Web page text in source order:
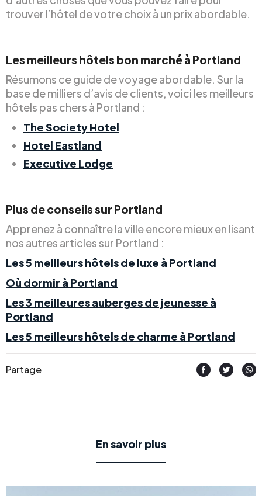
trouver l’hôtel de votre choix à un prix abordable.
Les meilleurs hôtels bon marché à Portland
Résumons ce guide de voyage abordable. Sur la
base de milliers d’avis de clients, voici les meilleurs
hôtels pas chers à Portland :
The Society Hotel
Hotel Eastland
Executive Lodge
Plus de conseils sur Portland
Apprenez à connaître la ville encore mieux en lisant
nos autres articles sur Portland :
Les 5 meilleurs hôtels de luxe à Portland
Où dormir à Portland
Les 3 meilleures auberges de jeunesse à
Portland
Les 5 meilleurs hôtels de charme à Portland
Partage
En savoir plus